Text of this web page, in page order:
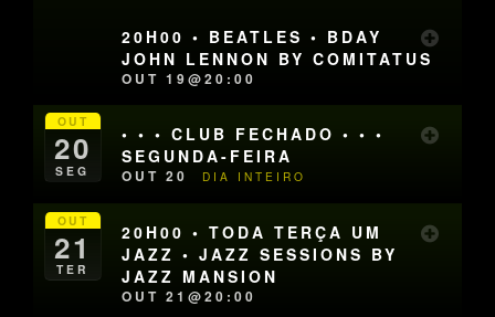
20H00 • BEATLES • BDAY
JOHN LENNON BY COMITATUS
OUT 19@20:00
OUT
20
SEG
• • • CLUB FECHADO • • •
SEGUNDA-FEIRA
OUT 20 DIA INTEIRO
OUT
21
TER
20H00 • TODA TERÇA UM
JAZZ • JAZZ SESSIONS BY
JAZZ MANSION
OUT 21@20:00